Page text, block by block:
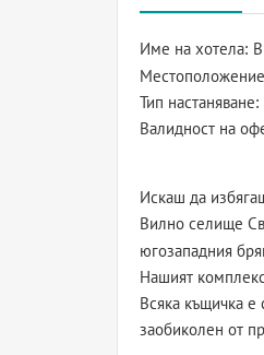
Име на хотела:
Тип настаняване:
Валидност на
Искаш да
Вилно селище
югозападния
Нашият
Всяка къщичка
заобиколен от